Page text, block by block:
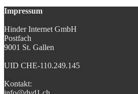
Impressum
Hinder Internet GmbH
Postfach
9001 St. Gallen
UID CHE-110.249.145
Kontakt: